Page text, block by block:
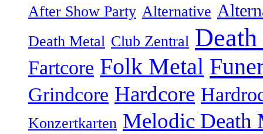
After Show Party Alternative
Death Metal Club Zentral
Fartcore Folk Metal
Grindcore Hardcore
Konzertkarten Melodic Death